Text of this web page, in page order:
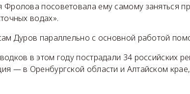
Фролова посоветовала ему самому заняться
водах».
Дуров параллельно с основной работой
в этом году пострадали 34 российских
— в Оренбургской области и Алтайском